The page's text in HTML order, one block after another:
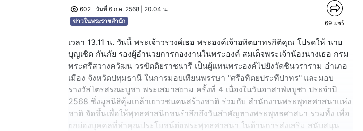
602
วันที่ 6 ก.ค. 2568 | 20.04 น.
ข่าวในพระราชสำนัก
69 แชร์
เวลา 13.11 น. วันนี้ พระเจ้าวรวงศ์เธอ พระองค์เจ้าอทิตยาทรกิติคุณ โปรดให้ นาย
บุญเชิด กันภัย รองผู้อำนวยการกองงานในพระองค์ สมเด็จพระเจ้าน้องนางเธอ กรม
พระศรีสวางควัฒน วรขัตติยราชนารี เป็นผู้แทนพระองค์ไปยังวัดชินวราราม อำเภอ
เมือง จังหวัดปทุมธานี ในการมอบเทียนพรรษา "ศรีอทิตยประทีปาทร" และมอบ
รางวัลไตรสรณะบูชา พระเสมาสยาม ครั้งที่ 4 เนื่องในวันอาสาฬหบูชา ประจำปี
2568 ซึ่งมูลนิธิคุ้มเกล้าเยาวชนคนสร้างชาติ ร่วมกับ สำนักงานพระพุทธศาสนาแห่ง
ชาติ จัดขึ้นเพื่อให้พุทธศาสนิกชนรำลึกถึงวันสำคัญทางพระพุทธศาสนา รวมทั้ง เพื่อ
ยกย่องบุคคลที่ทำคุณประโยชน์ต่อพระพุทธศาสนา ในด้านการส่งเสริม สนับสนุน